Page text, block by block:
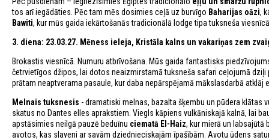
tos arī iegādāties. Pēc tam mēs dosimies ceļā uz burvīgo Baharijas oāzi,
Bawiti, kur mūs gaida iekārtošanās tradicionālā lodge tipa tuksneša
3. diena: 23.03.27. Mēness ieleja, Kristāla kalns un vakariņas zem
Brokastis viesnīcā. Numuru atbrīvošana. Mūs gaida fantastisks
četrvietīgos džipos, lai dotos neaizmirstamā tuksneša safari ceļojumā dziļi
prātam neaptverama pasaule, kur daba nepārspējamā mākslasdarbā
Melnais tuksnesis - dramatiski melnas, bazalta šķembu un pūdera
skatus no Dantes elles aprakstiem. Viegls kāpiens vulkāniskajā kalnā, lai
apstāsimies neilgā pauzē beduīnu ciematā El-Haiz, kur mierā un
avotos, kas slaveni ar savām dziednieciskajām īpašībām. Avotu ūdens